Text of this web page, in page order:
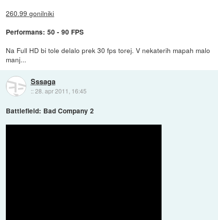
260.99 gonilniki
Performans: 50 - 90 FPS
Na Full HD bi tole delalo prek 30 fps torej. V nekaterih mapah malo
manj...
Sssaga
::28. apr 2011, 16:45
Battlefield: Bad Company 2